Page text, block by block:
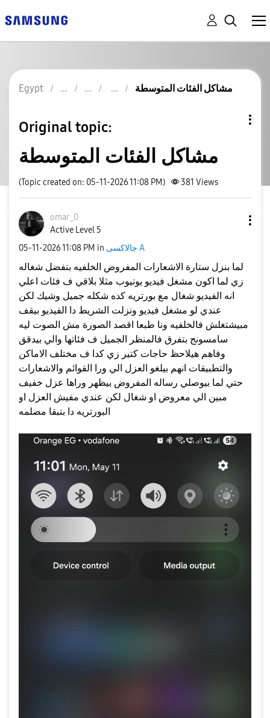
Egypt مشاكل الفئات المتوسطة
Original topic:
مشاكل الفئات المتوسطة
(Topic created on: 05-11-2026 11:08 PM) 381 Views
omar_0
Active Level 5
‎05-11-202611:08 PM in جالاكسى A
لما بنزل ستارة الاشعارات المفروض الخلفيه بتفضل شغاله
زي لما اكون مشغل فيديو يوتيوب مثلا بلاقي ف فئات اعلي
انه الفيديو شغال مع بورتريه كده شكله جميل وشيك لكن
عندي لو مشغل فيديو ونزلت الشريط دا الفيديو بيقف
مبيشتغلش فالخلفيه ونا طبعا اقصد الصورة مش الصوت ليه
سامسونج بتفرق فالمنظر الجميل ف فئاتها والي بيدقق
وفاهم هيلاحظ حاجات كتير زي كدا ف مختلف الاماكن
والتطبيقات انهم بيلغو العزل الي ورا القوائم والاشعارات
حتي لما بيوصلي رساله المفروض بيظهر وراها عزل خفيف
مبين الي معروض او شغال لكن عندي مفيش العزل او
البورتريه دا بتبقا مضلمه